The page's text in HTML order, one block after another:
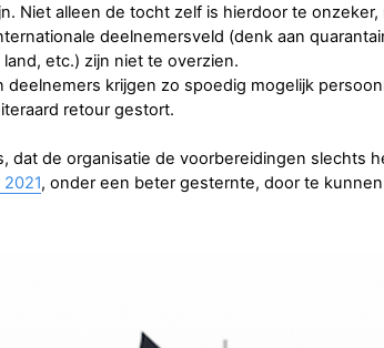
Niet alleen de tocht zelf is hierdoor te onzeker,
deelnemersveld (denk aan
etc.) zijn niet te overzien.
deelnemers krijgen zo spoedig mogelijk
retour gestort.
dat de organisatie de voorbereidingen slechts
, onder een beter gesternte, door te